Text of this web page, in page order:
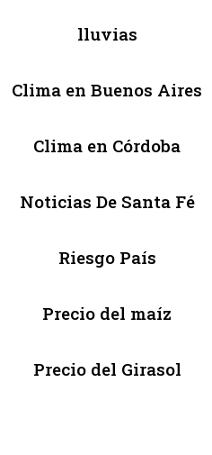
lluvias
Clima en Buenos Aires
Clima en Córdoba
Noticias De Santa Fé
Riesgo País
Precio del maíz
Precio del Girasol